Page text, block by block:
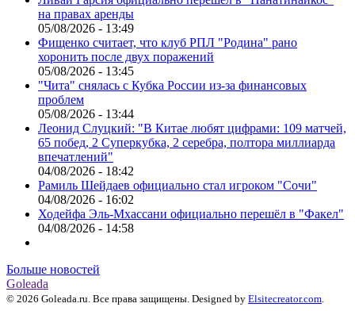
на правах аренды
05/08/2026 - 13:49
Фищенко считает, что клуб РПЛ "Родина" рано
хоронить после двух поражений
05/08/2026 - 13:45
"Чита" снялась с Кубка России из-за финансовых
проблем
05/08/2026 - 13:44
Леонид Слуцкий: "В Китае любят цифрами: 109 матчей,
65 побед, 2 Суперкубка, 2 серебра, полтора миллиарда
впечатлений"
04/08/2026 - 18:42
Рамиль Шейдаев официально стал игроком "Сочи"
04/08/2026 - 16:02
Ходейфа Эль-Мхассани официально перешёл в "Факел"
04/08/2026 - 14:58
Больше новостей
Goleada
© 2026 Goleada.ru. Все права защищены. Designed by Elsitecreator.com